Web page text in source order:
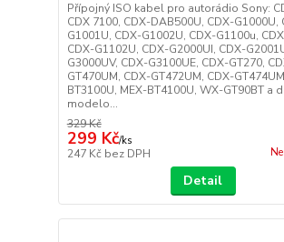
Přípojný ISO kabel pro autorádio Sony:
CDX 7100, CDX-DAB500U, CDX-G1000U,
G1001U, CDX-G1002U, CDX-G1100u,
CDX-G1102U, CDX-G2000UI, CDX-
G3000UV, CDX-G3100UE, CDX-GT270,
GT470UM, CDX-GT472UM, CDX-
BT3100U, MEX-BT4100U, WX-GT90BT a
modelo...
329 Kč
299 Kč/ks
247 Kč bez DPH
Detail